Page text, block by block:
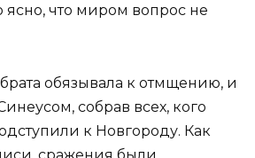
ясно, что миром вопрос не
обязывала к отмщению, и
собрав всех, кого
к Новгороду. Как
сражения были